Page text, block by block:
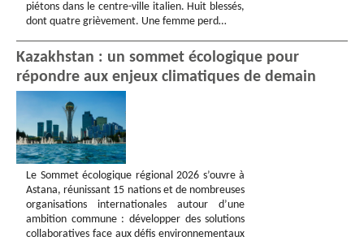
piétons dans le centre-ville italien. Huit blessés,
dont quatre grièvement. Une femme perd…
Kazakhstan : un sommet écologique pour
répondre aux enjeux climatiques de demain
Le Sommet écologique régional 2026 s’ouvre à
Astana, réunissant 15 nations et de nombreuses
organisations internationales autour d’une
ambition commune : développer des solutions
collaboratives face aux défis environnementaux